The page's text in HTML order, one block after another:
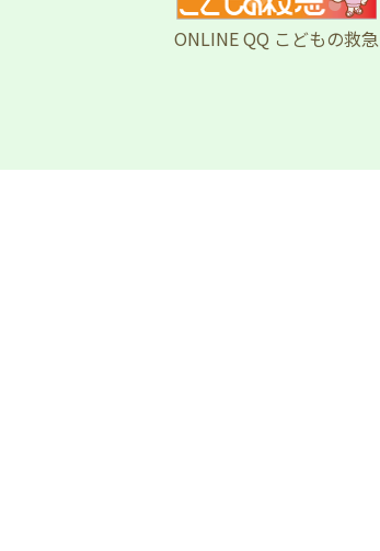
ONLINE QQ こどもの救急